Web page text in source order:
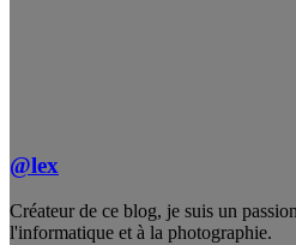
@lex
Créateur de ce blog, je suis un
l'informatique et à la photographie.